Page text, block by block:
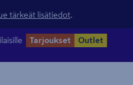
tärkeät lisätiedot
Tarjoukset Outlet